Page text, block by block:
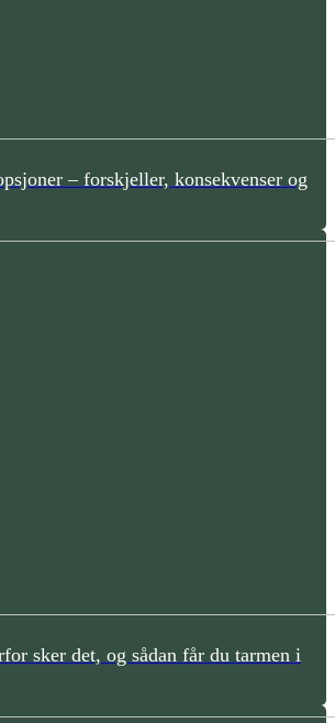
– forskjeller, konsekvenser og
sker det, og sådan får du tarmen i